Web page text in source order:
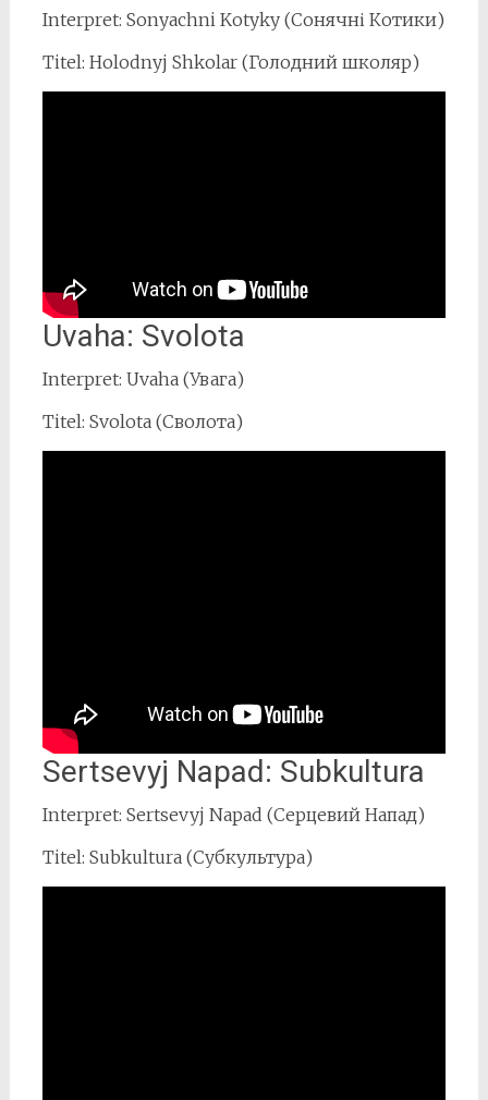
Interpret: Sonyachni Kotyky (Сонячні Котики)
Titel: Holodnyj Shkolar (Голодний школяр)
Uvaha: Svolota
Interpret: Uvaha (Увага)
Titel: Svolota (Сволота)
Sertsevyj Napad: Subkultura
Interpret: Sertsevyj Napad (Серцевий Напад)
Titel: Subkultura (Субкультура)